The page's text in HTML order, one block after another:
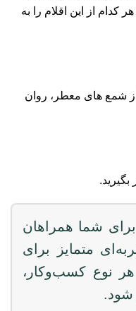
کدام از این اقلام را به
شمع های معطر، روان
شما همراهان
متمایز برای
نوع کسب‌وکار،
شود.